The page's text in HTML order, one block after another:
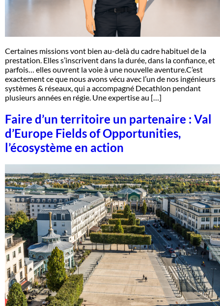
Certaines missions vont bien au-delà du cadre habituel de la
prestation. Elles s’inscrivent dans la durée, dans la confiance, et
parfois… elles ouvrent la voie à une nouvelle aventure.C’est
exactement ce que nous avons vécu avec l’un de nos ingénieurs
systèmes & réseaux, qui a accompagné Decathlon pendant
plusieurs années en régie. Une expertise au […]
Faire d’un territoire un partenaire : Val
d’Europe Fields of Opportunities,
l’écosystème en action